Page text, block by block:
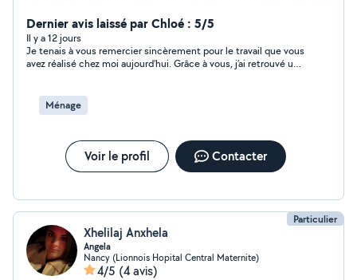
montage de meubles, ainsi que divers petits travaux de
bricolage. Je suis sérieux, ponctuel et je m'engage à
fournir un travail soigné à des prix raisonnables.
N'hésitez pas à me contacter.
Dernier avis laissé par Chloé : 5/5
Il y a 12 jours
Je tenais à vous remercier sincèrement pour le travail que vous
avez réalisé chez moi aujourd’hui. Grâce à vous, j’ai retrouvé un
de respect. Vous avez même retrouvé mon ordinateur, ce que
j’ai beaucoup apprécié. Vous ne pouvez sans doute pas
énorme. Je vais enfin pouvoir repartir sur de bonnes bases. Un
immense merci à tous les deux pour votre professionnalisme,
votre gentillesse et votre discrétion. Je vous souhaite le
Ménage
Voir le profil Contacter
Particulier
Xhelilaj Anxhela
Angela
Nancy (Lionnois Hopital Central Maternite)
4/5 (4 avis)